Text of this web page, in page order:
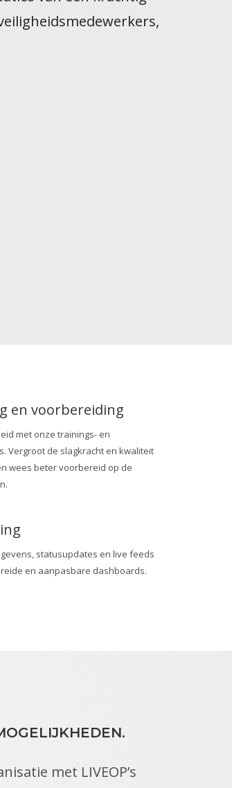
en voorbereiding
met onze trainings- en
Vergroot de slagkracht en kwaliteit
wees beter voorbereid op de
statusupdates en live feeds
en aanpasbare dashboards.
met LIVEOP’s